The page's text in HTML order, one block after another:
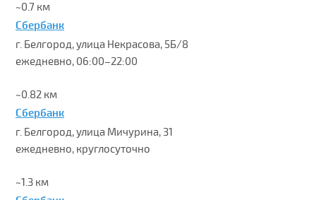
~0.7 км
Сбербанк
г. Белгород, улица Некрасова, 5Б/8
ежедневно, 06:00–22:00
~0.82 км
Сбербанк
г. Белгород, улица Мичурина, 31
ежедневно, круглосуточно
~1.3 км